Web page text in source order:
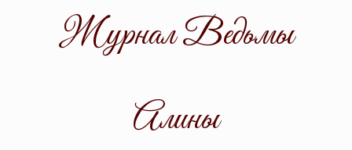
Журнал Ведьмы
Алины